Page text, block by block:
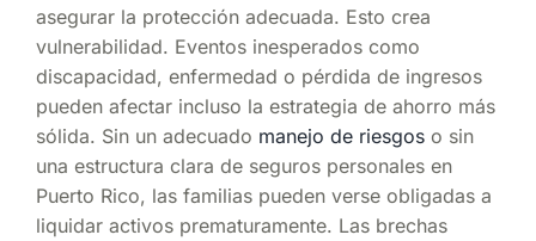
asegurar la protección adecuada. Esto crea
vulnerabilidad. Eventos inesperados como
discapacidad, enfermedad o pérdida de ingresos
pueden afectar incluso la estrategia de ahorro más
sólida. Sin un adecuado manejo de riesgos o sin
una estructura clara de seguros personales en
Puerto Rico, las familias pueden verse obligadas a
liquidar activos prematuramente. Las brechas